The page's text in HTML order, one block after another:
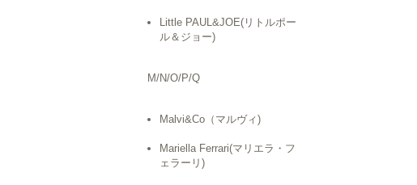
Little PAUL&JOE(リトルポー
ル＆ジョー)
M/N/O/P/Q
Malvi&Co（マルヴィ)
Mariella Ferrari(マリエラ・フ
ェラーリ)